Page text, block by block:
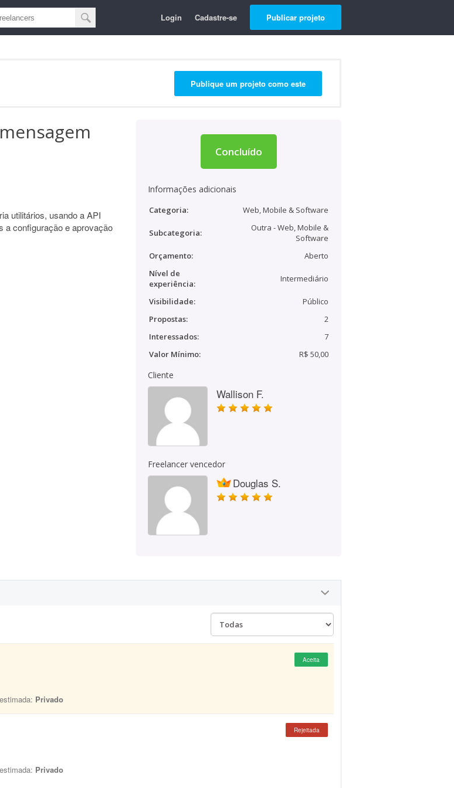
Login Cadastre-se Publicar projeto
Publique um projeto como este
utilitários, usando a API
a configuração e aprovação
Concluído
Informações adicionais
Categoria: Web, Mobile & Software
Subcategoria:
Outra - Web, Mobile &
Software
Orçamento:
Aberto
Nível de
experiência:
Intermediário
Visibilidade:
Público
Propostas:
2
Interessados:
7
Valor Mínimo:
R$ 50,00
Cliente
Wallison F.
Freelancer vencedor
Douglas S.
Aceita
Privado
Rejeitada
Privado